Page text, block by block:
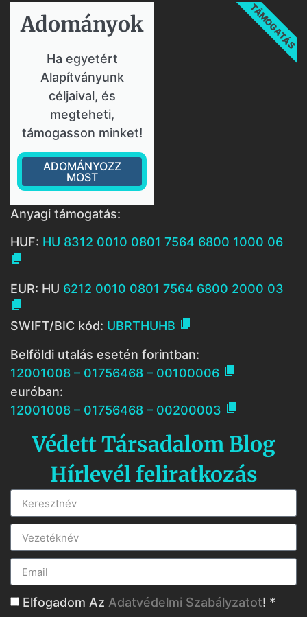
Adományok​
Ha egyetért
Alapítványunk
céljaival, és
megteheti,
támogasson minket!
ADOMÁNYOZZ
MOST
TÁMOGATÁS
Anyagi támogatás:
HUF: HU 8312 0010 0801 7564 6800 1000 06

EUR: HU 6212 0010 0801 7564 6800 2000 03

SWIFT/BIC kód: UBRTHUHB 
Belföldi utalás esetén forintban:
12001008 – 01756468 – 00100006 
euróban:
12001008 – 01756468 – 00200003 
Védett Társadalom Blog
Hírlevél feliratkozás
Elfogadom Az Adatvédelmi Szabályzatot! *